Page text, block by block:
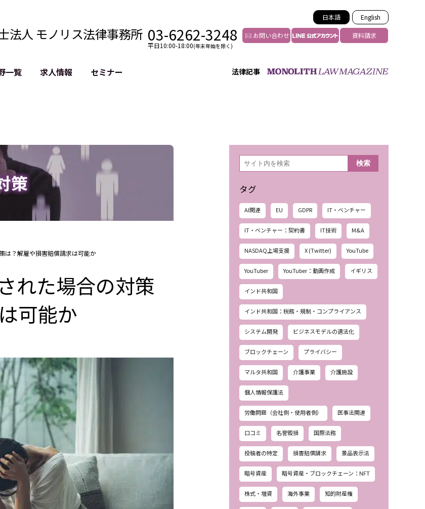
日本語 English
法人 モノリス法律事務所 03-6262-3248
平日10:00-18:00(年末年始を除く)
お問い合わせ 資料請求
法律記事
一覧
GDPR対応支援
リスティング汚染の削除対策
YouTube等SNSのM&A
求人情報 セミナー
策
は？解雇や損害賠償請求は可能か
れた場合の対策
可能か
検
索 検索
タグ
AI関連 EU GDPR IT・ベンチャー
IT・ベンチャー：契約書 IT技術 M&A
NASDAQ上場支援 X (Twitter) YouTube
YouTuber YouTuber：動画作成 イギリス
インド共和国
インド共和国：税務・規制・コンプライアンス
システム開発 ビジネスモデルの適法化
ブロックチェーン プライバシー
マルタ共和国 介護事業 介護施設
個人情報保護法
労働問題（会社側・使用者側） 医事法関連
口コミ 名誉毀損 国際法務
投稿者の特定 損害賠償請求 景品表示法
暗号資産 暗号資産・ブロックチェーン：NFT
株式・増資 海外事業 知的財産権